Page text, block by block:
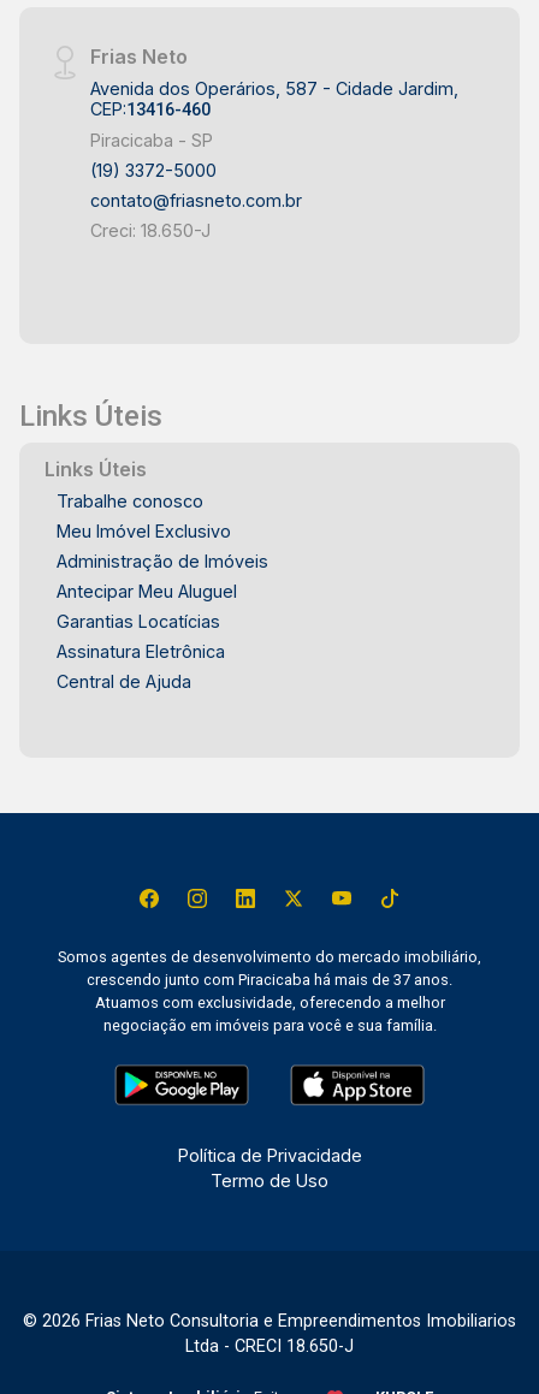
Frias Neto
Avenida dos Operários, 587 - Cidade Jardim,
CEP:13416-460
Piracicaba - SP
(19) 3372-5000
contato@friasneto.com.br
Creci: 18.650-J
Links Úteis
Links Úteis
Trabalhe conosco
Meu Imóvel Exclusivo
Administração de Imóveis
Antecipar Meu Aluguel
Garantias Locatícias
Assinatura Eletrônica
Central de Ajuda
Somos agentes de desenvolvimento do mercado imobiliário,
crescendo junto com Piracicaba há mais de 37 anos.
Atuamos com exclusividade, oferecendo a melhor
negociação em imóveis para você e sua família.
Política de Privacidade
Termo de Uso
© 2026 Frias Neto Consultoria e Empreendimentos Imobiliarios
Ltda - CRECI 18.650-J